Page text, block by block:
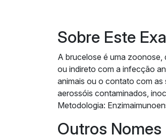
Sobre Este
A brucelose é uma
ou indireto com a infecção
animais ou o contato com
aerossóis contaminados,
Metodologia:
Outros Nomes